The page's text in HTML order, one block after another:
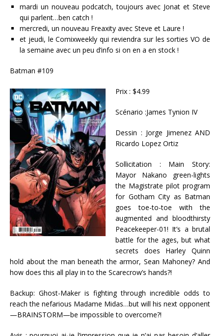
mardi un nouveau podcatch, toujours avec Jonat et Steve
qui parlent…ben catch !
mercredi, un nouveau Freaxity avec Steve et Laure !
et jeudi, le Comixweekly qui reviendra sur les sorties VO de
la semaine avec un peu d’info si on en a en stock !
Batman #109
Prix : $4.99
Scénario :James Tynion IV
Dessin : Jorge Jimenez AND
Ricardo Lopez Ortiz
Sollicitation : Main Story:
Mayor Nakano green-lights
the Magistrate pilot program
for Gotham City as Batman
goes toe-to-toe with the
augmented and bloodthirsty
Peacekeeper-01! It’s a brutal
battle for the ages, but what
secrets does Harley Quinn
hold about the man beneath the armor, Sean Mahoney? And
how does this all play in to the Scarecrow’s hands?!
Backup: Ghost-Maker is fighting through incredible odds to
reach the nefarious Madame Midas…but will his next opponent
—BRAINSTORM—be impossible to overcome?!